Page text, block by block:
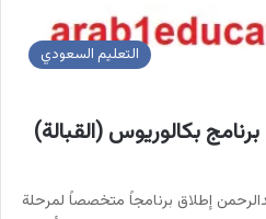
التعليم السعودي
بكالوريوس (القبالة)
إطلاق برنامجاً متخصصاً لمرحلة